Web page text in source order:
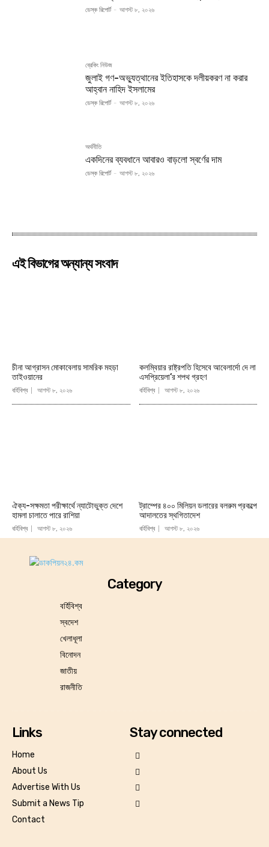
ডেস্ক রিপোর্ট - আগস্ট ৮, ২০২৬
ব্রেকিং নিউজ
জুলাই গণ-অভ্যুত্থানের ইতিহাসকে দলীয়করণ না করার
আহ্বান নাহিদ ইসলামের
ডেস্ক রিপোর্ট - আগস্ট ৮, ২০২৬
অর্থনীতি
একদিনের ব্যবধানে আবারও বাড়লো স্বর্ণের দাম
ডেস্ক রিপোর্ট - আগস্ট ৮, ২০২৬
এই বিভাগের অন্যান্য সংবাদ
চীনা আগ্রাসন মোকাবেলায় সামরিক মহড়া
তাইওয়ানের
বর্হিবিশ্ব আগস্ট ৮, ২০২৬
কলম্বিয়ার রাষ্ট্রপতি হিসেবে আবেলার্দো দে লা
এসপ্রিয়েলা’র শপথ গ্রহণ
বর্হিবিশ্ব আগস্ট ৮, ২০২৬
ঐক্য-সক্ষমতা পরীক্ষার্থে ন্যাটোভুক্ত দেশে
হামলা চালাতে পারে রাশিয়া
বর্হিবিশ্ব আগস্ট ৮, ২০২৬
ট্রাম্পের ৪০০ মিলিয়ন ডলারের বলরুম প্রকল্পে
আদালতের স্থগিতাদেশ
বর্হিবিশ্ব আগস্ট ৮, ২০২৬
Category
বর্হিবিশ্ব
স্বদেশ
খেলাধূলা
বিনোদন
জাতীয়
রাজনীতি
Links
Home
About Us
Advertise With Us
Submit a News Tip
Contact
Stay connected